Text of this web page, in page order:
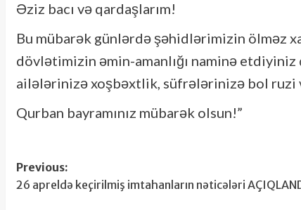
Əziz bacı və qardaşlarım!
Bu mübarək günlərdə şəhidlərimizin ölməz
dövlətimizin əmin-amanlığı naminə etdiyiniz
ailələrinizə xoşbəxtlik, süfrələrinizə bol ruzi
Qurban bayramınız mübarək olsun!”
Post
navigation
Previous:
26 apreldə keçirilmiş imtahanların nəticələri